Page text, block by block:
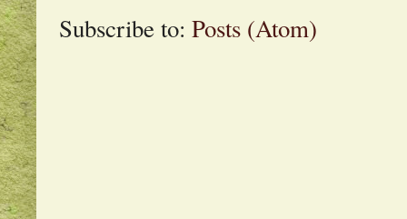
Subscribe to: Posts (Atom)